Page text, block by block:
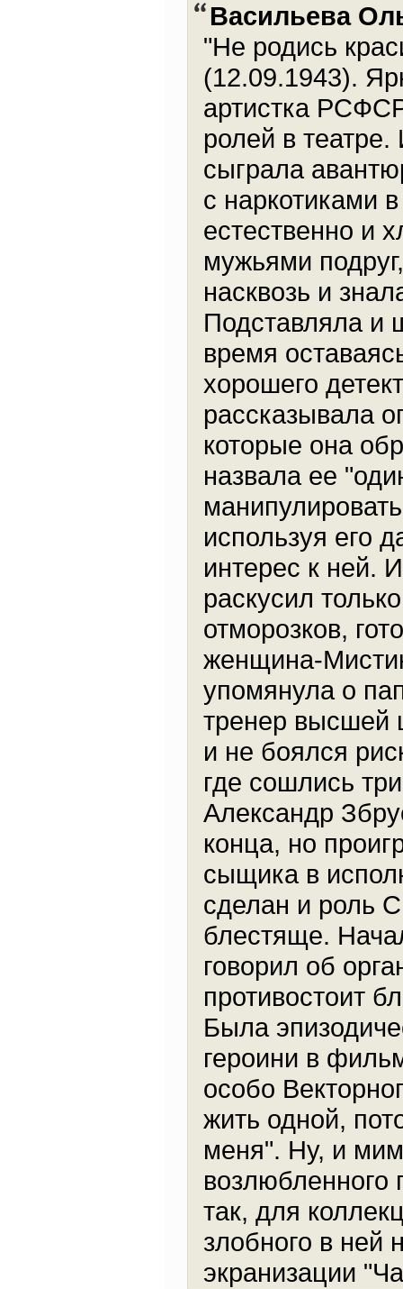
Васильева
"Не родись
(12.09.1943).
артистка
ролей в
сыграла
с наркотиками
естественно и
мужьями
насквозь и
Подставляла и
время
хорошего
рассказывала
которые она
назвала ее
используя его
интерес к ней.
раскусил
отморозков,
женщина-
упомянула о
тренер высшей
и не боялся
где сошлись
Александр
конца, но
сыщика в
сделан и роль
блестяще.
говорил об
противостоит
Была
героини в
особо
жить одной,
меня". Ну, и
возлюбленного
так, для
злобного в
экранизации